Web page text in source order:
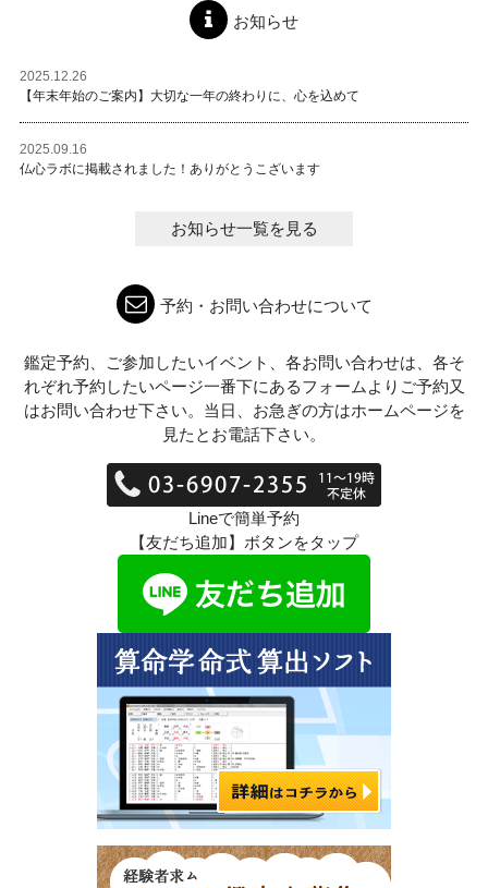
お知らせ
2025.12.26
【年末年始のご案内】大切な一年の終わりに、心を込めて
2025.09.16
仏心ラボに掲載されました！ありがとうこざいます
お知らせ一覧を見る
予約・お問い合わせについて
鑑定予約、ご参加したいイベント、各お問い合わせは、各そ
れぞれ予約したいページ一番下にあるフォームよりご予約又
はお問い合わせ下さい。当日、お急ぎの方はホームページを
見たとお電話下さい。
Lineで簡単予約
【友だち追加】ボタンをタップ